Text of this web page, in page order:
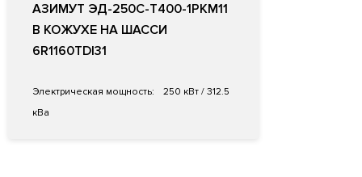
АЗИМУТ ЭД-250С-Т400-1РКМ11
В КОЖУХЕ НА ШАССИ
6R1160TDI31
Электрическая мощность:
250 кВт / 312.5
кВа